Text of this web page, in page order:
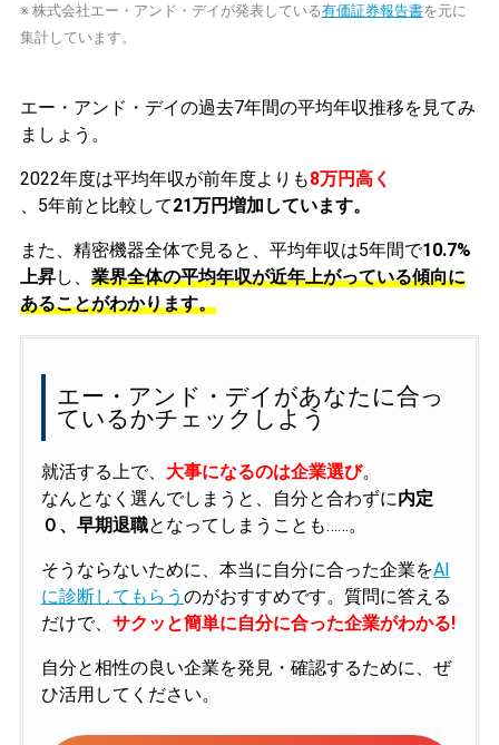
※ 株式会社エー・アンド・デイが発表している有価証券報告書を元に
集計しています。
エー・アンド・デイの過去7年間の平均年収推移を見てみ
ましょう。
2022年度は平均年収が前年度よりも8万円高く
、5年前と比較して21万円増加しています。
また、精密機器全体で見ると、平均年収は5年間で10.7%
上昇し、 業界全体の平均年収が近年上がっている傾向に
あることがわかります。
エー・アンド・デイがあなたに合っ
ているかチェックしよう
就活する上で、 大事になるのは企業選び。
なんとなく選んでしまうと、自分と合わずに内定
０、早期退職となってしまうことも……。
そうならないために、本当に自分に合った企業をAI
に診断してもらう のがおすすめです。質問に答える
だけで、 サクッと簡単に自分に合った企業がわかる!
自分と相性の良い企業を発見・確認するために、ぜ
ひ活用してください。